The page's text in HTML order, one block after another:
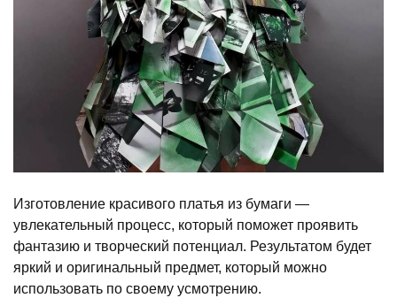
Изготовление красивого платья из бумаги —
увлекательный процесс, который поможет проявить
фантазию и творческий потенциал. Результатом будет
яркий и оригинальный предмет, который можно
использовать по своему усмотрению.